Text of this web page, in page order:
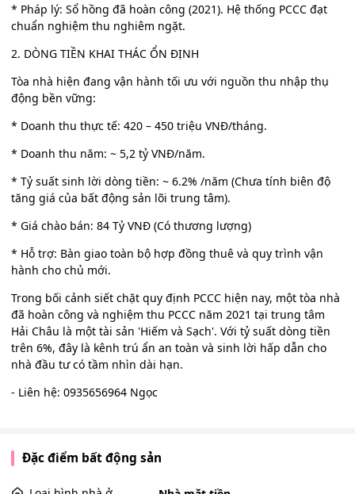
* Pháp lý: Sổ hồng đã hoàn công (2021). Hệ thống PCCC đạt
chuẩn nghiệm thu nghiêm ngặt.
2. DÒNG TIỀN KHAI THÁC ỔN ĐỊNH
Tòa nhà hiện đang vận hành tối ưu với nguồn thu nhập thụ
động bền vững:
* Doanh thu thực tế: 420 – 450 triệu VNĐ/tháng.
* Doanh thu năm: ~ 5,2 tỷ VNĐ/năm.
* Tỷ suất sinh lời dòng tiền: ~ 6.2% /năm (Chưa tính biên độ
tăng giá của bất động sản lõi trung tâm).
* Giá chào bán: 84 Tỷ VNĐ (Có thương lượng)
* Hỗ trợ: Bàn giao toàn bộ hợp đồng thuê và quy trình vận
hành cho chủ mới.
Trong bối cảnh siết chặt quy định PCCC hiện nay, một tòa nhà
đã hoàn công và nghiệm thu PCCC năm 2021 tại trung tâm
Hải Châu là một tài sản 'Hiếm và Sạch'. Với tỷ suất dòng tiền
trên 6%, đây là kênh trú ẩn an toàn và sinh lời hấp dẫn cho
nhà đầu tư có tầm nhìn dài hạn.
- Liên hệ: 0935656964 Ngọc
Đặc điểm bất động sản